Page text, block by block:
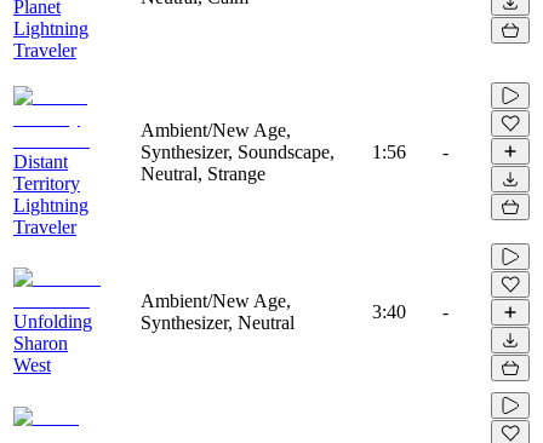
Planet
Lightning
Traveler
Distant
Territory
Lightning
Traveler
Ambient/New Age,
Synthesizer, Soundscape,
Neutral, Strange
1:56 -
Unfolding
Sharon
West
Ambient/New Age,
Synthesizer, Neutral
3:40 -